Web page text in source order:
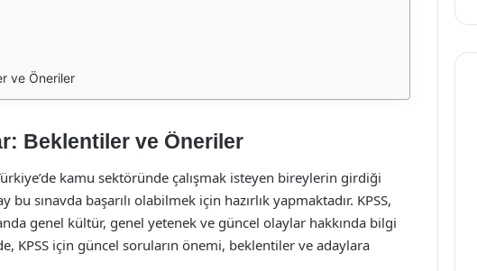
ve Öneriler
Beklentiler ve Öneriler
kamu sektöründe çalışmak isteyen bireylerin girdiği
sınavda başarılı olabilmek için hazırlık yapmaktadır. KPSS,
genel kültür, genel yetenek ve güncel olaylar hakkında bilgi
KPSS için güncel soruların önemi, beklentiler ve adaylara